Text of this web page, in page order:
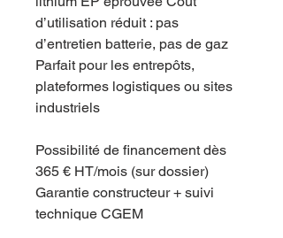
d’utilisation réduit : pas
d’entretien batterie, pas de gaz
Parfait pour les entrepôts,
plateformes logistiques ou sites
industriels
Possibilité de financement dès
365 € HT/mois (sur dossier)
Garantie constructeur + suivi
technique CGEM